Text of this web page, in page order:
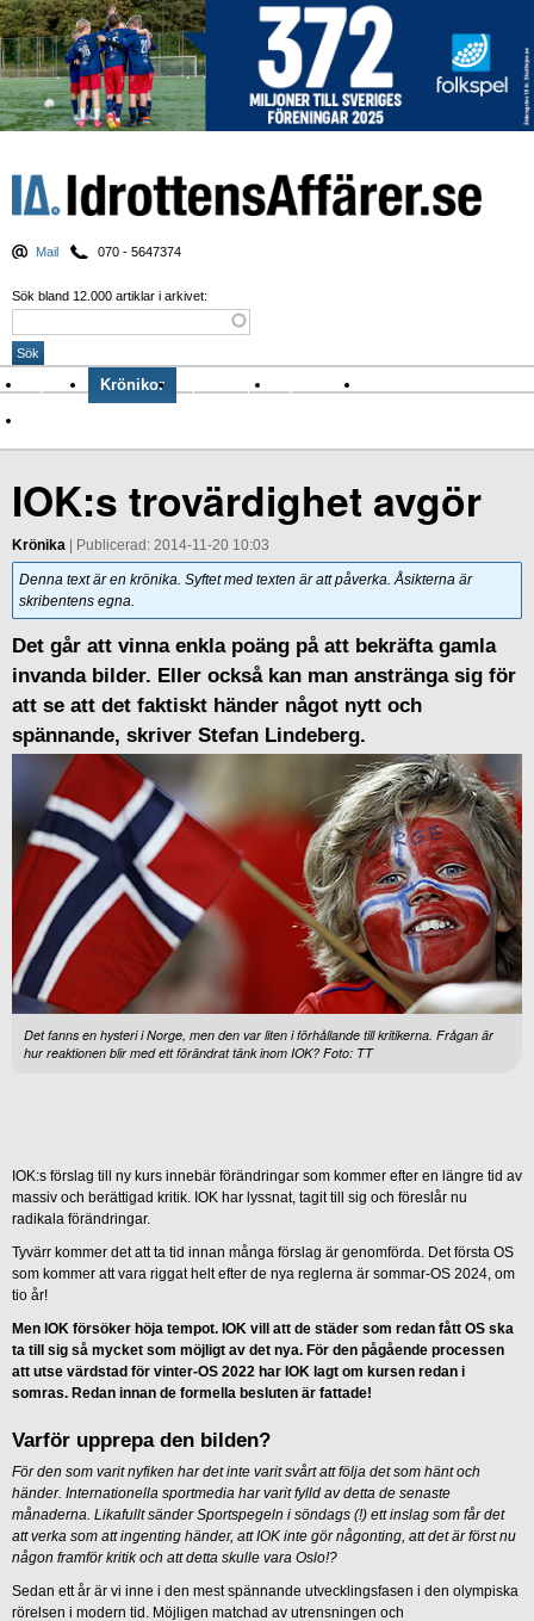
Mail 070 - 5647374
Sök bland 12.000 artiklar i arkivet:
Nyheter Krönikor Sport & spel Nyhetsbrev
IOK:s trovärdighet avgör
Krönika | Publicerad: 2014-11-20 10:03
Denna text är en krönika. Syftet med texten är att påverka. Åsikterna är
skribentens egna.
Det går att vinna enkla poäng på att bekräfta gamla
invanda bilder. Eller också kan man anstränga sig för
att se att det faktiskt händer något nytt och
spännande, skriver Stefan Lindeberg.
Det fanns en hysteri i Norge, men den var liten i förhållande till kritikerna. Frågan är
hur reaktionen blir med ett förändrat tänk inom IOK? Foto: TT
IOK:s förslag till ny kurs innebär förändringar som kommer efter en längre tid av
massiv och berättigad kritik. IOK har lyssnat, tagit till sig och föreslår nu
radikala förändringar.
Tyvärr kommer det att ta tid innan många förslag är genomförda. Det första OS
som kommer att vara riggat helt efter de nya reglerna är sommar-OS 2024, om
tio år!
Men IOK försöker höja tempot. IOK vill att de städer som redan fått OS ska
ta till sig så mycket som möjligt av det nya. För den pågående processen
att utse värdstad för vinter-OS 2022 har IOK lagt om kursen redan i
somras. Redan innan de formella besluten är fattade!
Varför upprepa den bilden?
För den som varit nyfiken har det inte varit svårt att följa det som hänt och
händer. Internationella sportmedia har varit fylld av detta de senaste
månaderna. Likafullt sänder Sportspegeln i söndags (!) ett inslag som får det
att verka som att ingenting händer, att IOK inte gör någonting, att det är först nu
någon framför kritik och att detta skulle vara Oslo!?
Sedan ett år är vi inne i den mest spännande utvecklingsfasen i den olympiska
rörelsen i modern tid. Möjligen matchad av utrensningen och